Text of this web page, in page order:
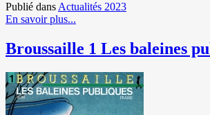
Publié dans Actualités 2023
En savoir plus...
Broussaille 1 Les baleines